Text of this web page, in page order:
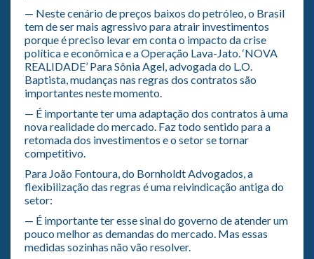
— Neste cenário de preços baixos do petróleo, o Brasil
tem de ser mais agressivo para atrair investimentos
porque é preciso levar em conta o impacto da crise
política e econômica e a Operação Lava-Jato. ‘NOVA
REALIDADE’ Para Sônia Agel, advogada do L.O.
Baptista, mudanças nas regras dos contratos são
importantes neste momento.
— É importante ter uma adaptação dos contratos à uma
nova realidade do mercado. Faz todo sentido para a
retomada dos investimentos e o setor se tornar
competitivo.
Para João Fontoura, do Bornholdt Advogados, a
flexibilização das regras é uma reivindicação antiga do
setor:
— É importante ter esse sinal do governo de atender um
pouco melhor as demandas do mercado. Mas essas
medidas sozinhas não vão resolver.